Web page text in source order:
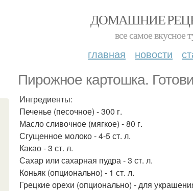
ДОМАШНИЕ
все самое вкусное
главная новости
Пирожное картошка.
Ингредиенты:
Печенье (песочное) - 300 г.
Масло сливочное (мягкое) - 80 г.
Сгущенное молоко - 4-5 ст. л.
Какао - 3 ст. л.
Сахар или сахарная пудра - 3 ст. л.
Коньяк (опционально) - 1 ст. л.
Грецкие орехи (опционально) - для